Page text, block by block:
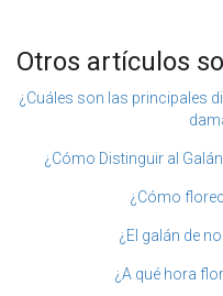
Otros artículos
¿Cuáles son las principales
¿Cómo Distinguir al
¿Cómo
¿El galán de
¿A qué hora